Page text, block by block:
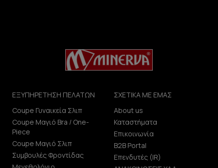
ΕΞΥΠΗΡΕΤΗΣΗ ΠΕΛΑΤΩΝ
Coupe Γυναικεία Σλιπ
Coupe Μαγιό Bra / One-
Piece
Coupe Μαγιό Σλιπ
Συμβουλές Φροντίδας
ΣΧΕΤΙΚΑ ΜΕ ΕΜΑΣ
About us
Καταστήματα
Επικοινωνία
B2B Portal
Επενδυτές (IR)